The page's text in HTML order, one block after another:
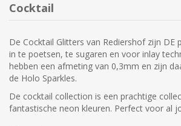
Cocktail
De Cocktail Glitters van Rediershof zijn DE
in te poetsen, te sugaren en voor inlay
hebben een afmeting van 0,3mm en zijn
de Holo Sparkles.
De cocktail collection is een prachtige
fantastische neon kleuren. Perfect voor al